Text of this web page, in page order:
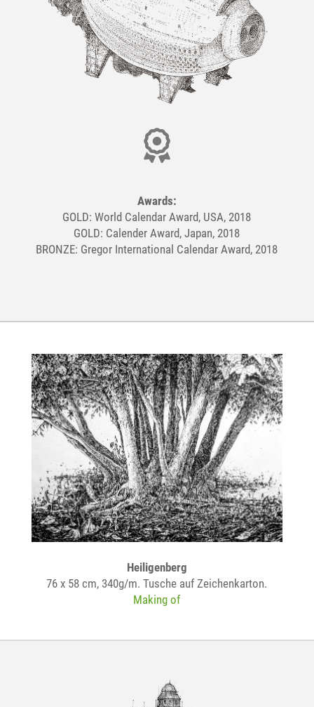
Awards:
GOLD: World Calendar Award, USA, 2018
GOLD: Calender Award, Japan, 2018
BRONZE: Gregor International Calendar Award, 2018
Heiligenberg
76 x 58 cm, 340g/m. Tusche auf Zeichenkarton.
Making of